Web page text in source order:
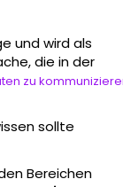
und wird als
die in der
zu
sollte
Bereichen